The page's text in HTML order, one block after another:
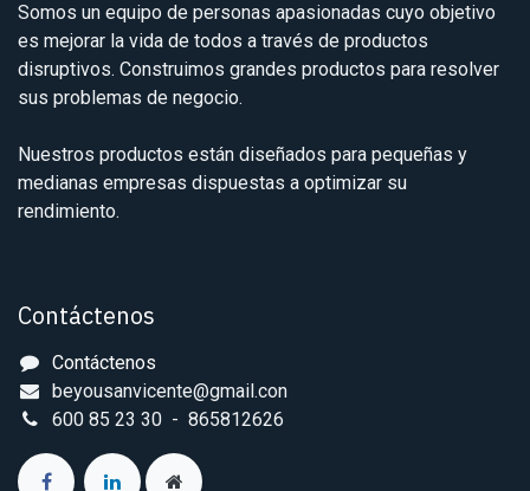
Somos un equipo de personas apasionadas cuyo objetivo
es mejorar la vida de todos a través de productos
disruptivos. Construimos grandes productos para resolver
sus problemas de negocio.
Nuestros productos están diseñados para pequeñas y
medianas empresas dispuestas a optimizar su
rendimiento.
Contáctenos
Contáctenos
beyousanvicente@gmail.con
600 85 23 30 - 865812626